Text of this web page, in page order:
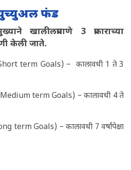
फंड
खालीलप्रमाणे 3 प्रकाराच्या
केली जाते.
(Short term Goals) – कालावधी 1 ते 3
(Medium term Goals) – कालावधी 4 ते
term Goals) – कालावधी 7 वर्षांपेक्षा